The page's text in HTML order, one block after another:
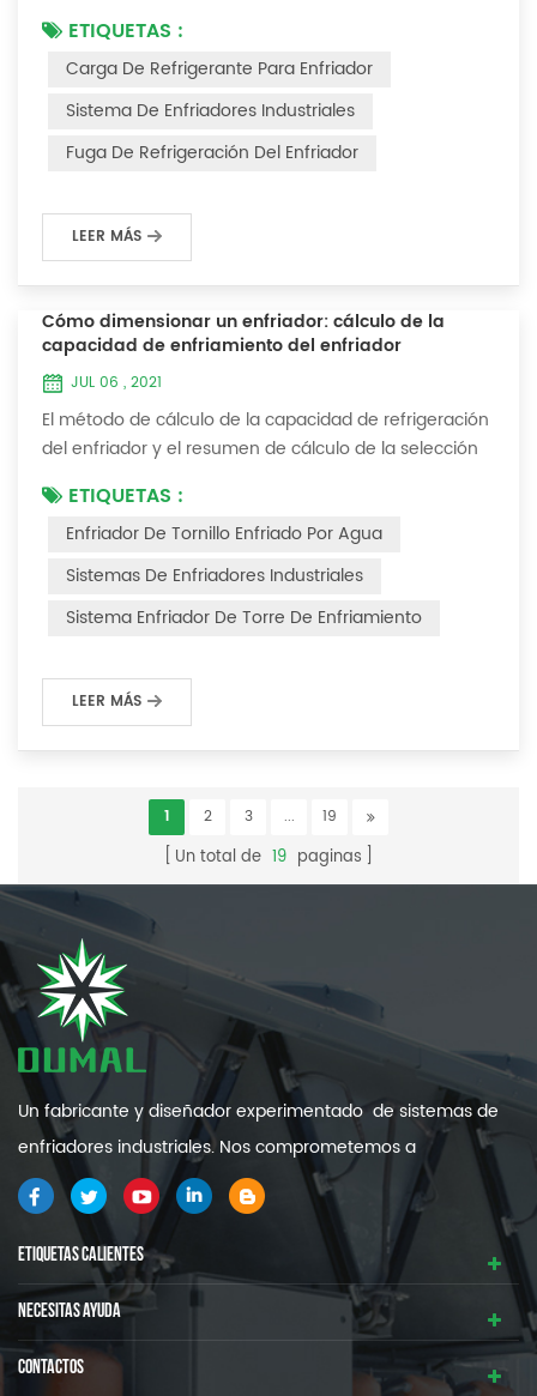
Carga de refrigerante Para los sistemas recién
instalados, se puede agregar refrigerante al extremo
de alta presión y el método de operación es el
refrigeración del condensador y mantenga la válvul...
ETIQUETAS :
Carga De Refrigerante Para Enfriador
Sistema De Enfriadores Industriales
Fuga De Refrigeración Del Enfriador
LEER MÁS
Cómo dimensionar un enfriador: cálculo de la
capacidad de enfriamiento del enfriador
JUL 06 , 2021
El método de cálculo de la capacidad de refrigeración
del enfriador y el resumen de cálculo de la selección
el enfriador de tornillo más adecuados ? De hecho,
existe una fórmula de selección simple: Capacidad
frigorífica = caudal de agua enfriada * 4,187 *
flujo de agua enfriada se refier...
ETIQUETAS :
Enfriador De Tornillo Enfriado Por Agua
Sistemas De Enfriadores Industriales
Sistema Enfriador De Torre De Enfriamiento
LEER MÁS
1 2 3 ... 19
Un total de 19 paginas
Un fabricante y diseñador experimentado de sistemas de
enfriadores industriales. Nos comprometemos a
proporcionarle sistemas de refrigeración industrial de alta
calidad y eficiencia .
ETIQUETAS CALIENTES
NECESITAS AYUDA
CONTACTOS